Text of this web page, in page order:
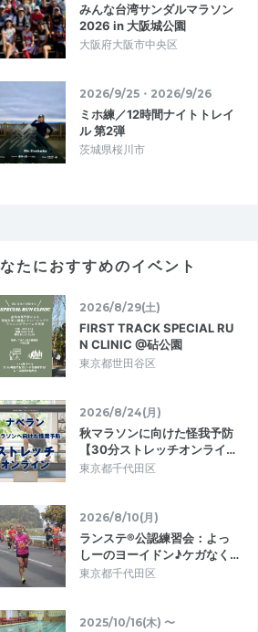
5.00
低価格で気
す。計測タ
充分です…
グ令和8年
KAZU・OSAKA
4月18日大会
みんな台湾サンダルマラソン
2026 in 大阪城公園
大阪府大阪市中央区
2026/9/25・2026/9/26
ミホ練／12時間ナイトトレイ
ル 第2弾
茨城県桜川市
たにおすすめのイベント
2026/8/29(土)
FIRST TRACK SPECIAL RU
N CLINIC @砧公園
東京都世田谷区
2026/8/24(月)
秋マラソンに向けた怪我予防
【30分ストレッチオンライ…
東京都千代田区
2026/8/10(月)
ランステ®公認練習会：よっ
しーのヨーイドン♪ケガなく…
東京都千代田区
2025/10/16(木) 〜